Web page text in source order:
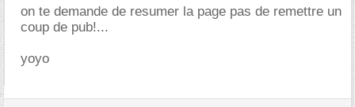
on te demande de resumer la page pas de remettre un
coup de pub!...
yoyo